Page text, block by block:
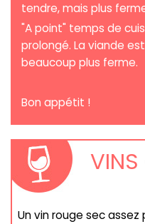
tendre, mais plus
"A point" temps de
prolongé. La viande
beaucoup plus ferme.
Bon appétit !
VINS
Un vin rouge sec